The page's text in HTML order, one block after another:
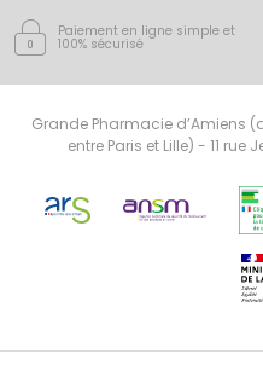
Paiement en ligne simple et
100% sécurisé
Grande Pharmacie d’Amiens
entre Paris et Lille) - 11